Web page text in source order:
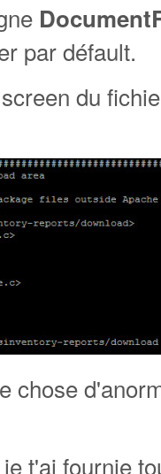
par défault.
du
chose
t'ai fournie